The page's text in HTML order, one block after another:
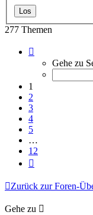
277 Themen
von
Gehe zu
1
2
3
4
5
…
12
Zurück zur Foren-
Gehe zu